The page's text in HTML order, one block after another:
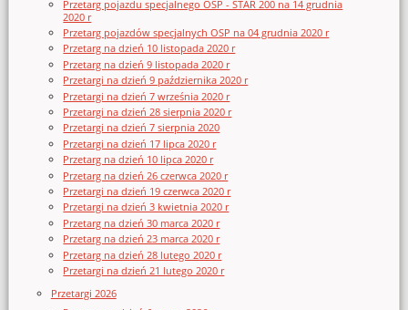
Przetarg pojazdu specjalnego OSP - STAR 200 na 14 grudnia
2020 r
Przetarg pojazdów specjalnych OSP na 04 grudnia 2020 r
Przetarg na dzień 10 listopada 2020 r
Przetarg na dzień 9 listopada 2020 r
Przetargi na dzień 9 października 2020 r
Przetargi na dzień 7 września 2020 r
Przetargi na dzień 28 sierpnia 2020 r
Przetargi na dzień 7 sierpnia 2020
Przetargi na dzień 17 lipca 2020 r
Przetarg na dzień 10 lipca 2020 r
Przetarg na dzień 26 czerwca 2020 r
Przetargi na dzień 19 czerwca 2020 r
Przetargi na dzień 3 kwietnia 2020 r
Przetarg na dzień 30 marca 2020 r
Przetarg na dzień 23 marca 2020 r
Przetarg na dzień 28 lutego 2020 r
Przetargi na dzień 21 lutego 2020 r
Przetargi 2026